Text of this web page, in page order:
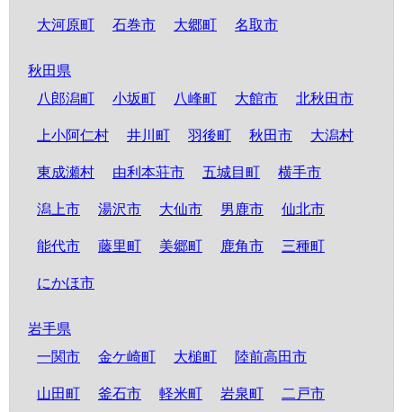
大河原町 石巻市 大郷町 名取市
秋田県
八郎潟町
小坂町 八峰町 大館市 北秋田市
上小阿仁村 井川町 羽後町 秋田市 大潟村
東成瀬村 由利本荘市 五城目町 横手市
潟上市 湯沢市 大仙市 男鹿市 仙北市
能代市 藤里町 美郷町 鹿角市 三種町
にかほ市
岩手県
一関市
金ケ崎町 大槌町 陸前高田市
山田町 釜石市 軽米町 岩泉町 二戸市